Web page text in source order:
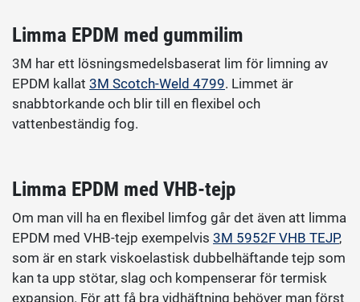
Limma EPDM med gummilim
3M har ett lösningsmedelsbaserat lim för limning av
EPDM kallat 3M Scotch-Weld 4799. Limmet är
snabbtorkande och blir till en flexibel och
vattenbeständig fog.
Limma EPDM med VHB-tejp
Om man vill ha en flexibel limfog går det även att limma
EPDM med VHB-tejp exempelvis 3M 5952F VHB TEJP,
som är en stark viskoelastisk dubbelhäftande tejp som
kan ta upp stötar, slag och kompenserar för termisk
expansion. För att få bra vidhäftning behöver man först